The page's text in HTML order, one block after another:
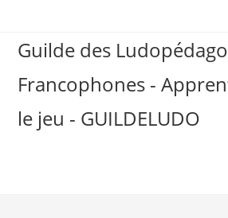
contentGuilde des
Francophones -
le jeu - GUILDELUDO